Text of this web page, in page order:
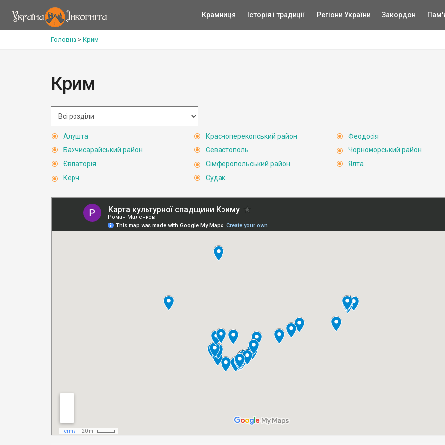
Крамниця Історія і традиції Регіони України Закордон
Головна > Крим
Крим
Алушта
Бахчисарайський район
Євпаторія
Керч
Красноперекопський район
Севастополь
Сімферопольський район
Судак
Феодосія
Чорноморський район
Ялта